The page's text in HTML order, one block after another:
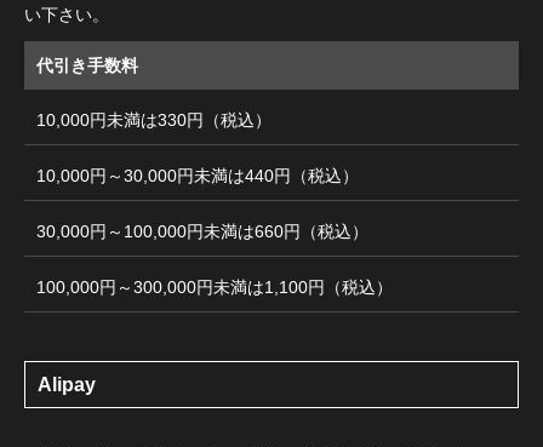
い下さい。
代引き手数料
10,000円未満は330円（税込）
10,000円～30,000円未満は440円（税込）
30,000円～100,000円未満は660円（税込）
100,000円～300,000円未満は1,100円（税込）
Alipay